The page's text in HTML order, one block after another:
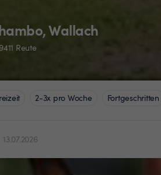
Wallach
9411 Reute
2-3x pro Woche Fortgeschritten
13.07.2026